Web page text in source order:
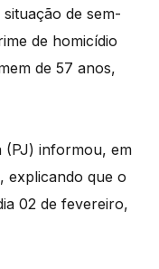
de sem-
de homicídio
de 57 anos,
(PJ) informou, em
explicando que o
02 de fevereiro,